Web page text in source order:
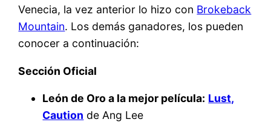
Venecia, la vez anterior lo hizo con Brokeback
Mountain. Los demás ganadores, los pueden
conocer a continuación:
Sección Oficial
León de Oro a la mejor película: Lust,
Caution de Ang Lee